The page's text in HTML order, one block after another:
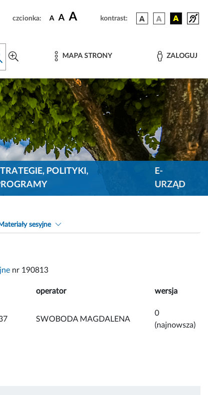
czcionka: A A A kontrast:
MAPA STRONY ZALOGUJ
POLITYKI,
E-
URZĄD
Materiały sesyjne
nr 190813
operator wersja
SWOBODA MAGDALENA
0
(najnowsza)